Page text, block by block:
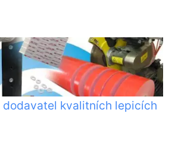
dodavatel kvalitních lepicích